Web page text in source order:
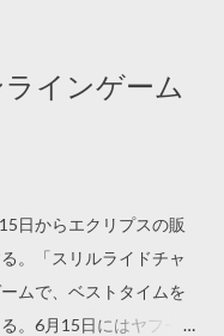
advertising.msn.no/
インゲーム
日からエクリプスの販
。「スリルライドチャ
ムで、ベストタイムを
。6月15日にはヤフー